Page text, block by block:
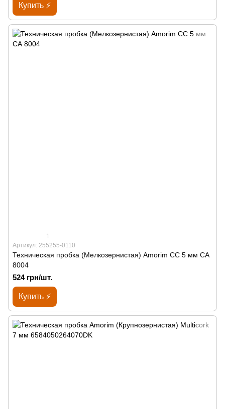
Купить ⚡
1
Артикул: 255255-0110
Техническая пробка (Мелкозернистая) Amorim CC 5 мм СА
8004
524 грн/шт.
Купить ⚡